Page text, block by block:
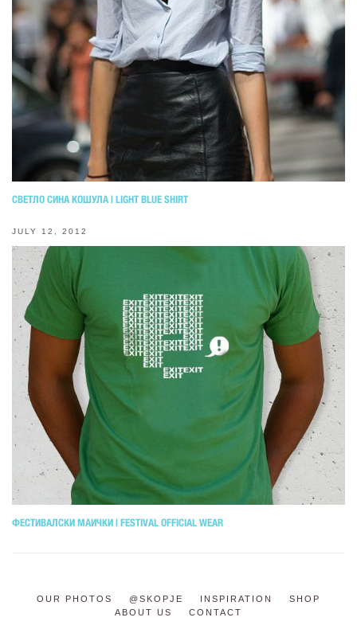
СВЕТЛО СИНА КОШУЛА | LIGHT BLUE SHIRT
JULY 12, 2012
ФЕСТИВАЛСКИ МАИЧКИ | FESTIVAL OFFICIAL WEAR
OUR PHOTOS @SKOPJE INSPIRATION
SHOP
ABOUT US
CONTACT